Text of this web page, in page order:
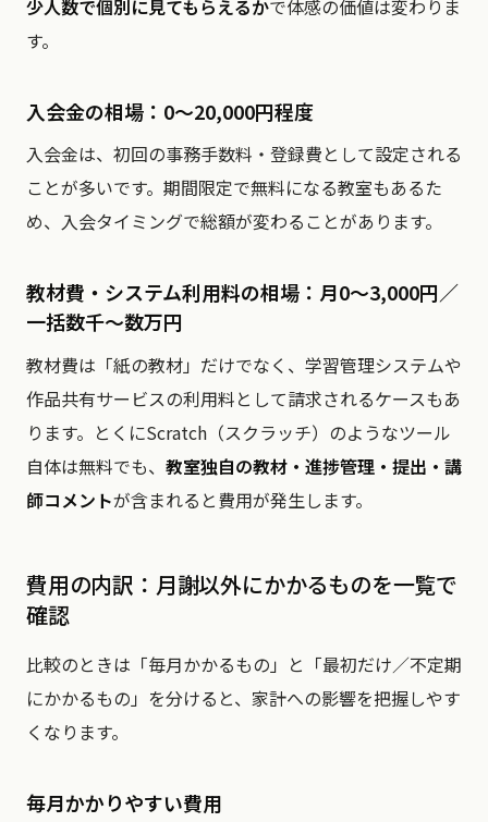
少人数で個別に見てもらえるかで体感の価値は変わりま
す。
入会金の相場：0〜20,000円程度
入会金は、初回の事務手数料・登録費として設定される
ことが多いです。期間限定で無料になる教室もあるた
め、入会タイミングで総額が変わることがあります。
教材費・システム利用料の相場：月0〜3,000円／
一括数千〜数万円
教材費は「紙の教材」だけでなく、学習管理システムや
作品共有サービスの利用料として請求されるケースもあ
ります。とくにScratch（スクラッチ）のようなツール
自体は無料でも、 教室独自の教材・進捗管理・提出・講
師コメントが含まれると費用が発生します。
費用の内訳：月謝以外にかかるものを一覧で
確認
比較のときは「毎月かかるもの」と「最初だけ／不定期
にかかるもの」を分けると、家計への影響を把握しやす
くなります。
毎月かかりやすい費用